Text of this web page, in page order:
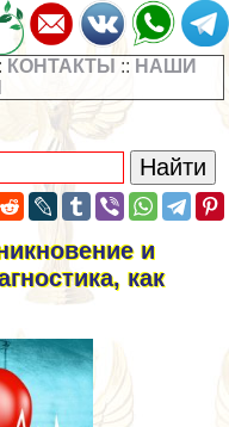
КОНТАКТЫ :: НАШИ
и
как